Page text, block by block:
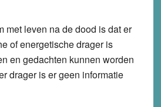
met leven na de dood is dat er
of energetische drager is
en gedachten kunnen worden
drager is er geen informatie